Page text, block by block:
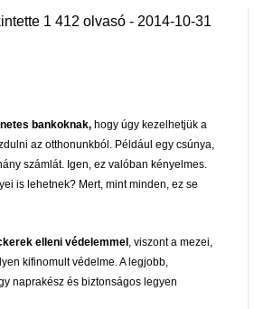
1 412 olvasó - 2014-10-31
bankoknak, hogy úgy kezelhetjük a
az otthonunkból. Például egy csúnya,
számlát. Igen, ez valóban kényelmes.
is lehetnek? Mert, mint minden, ez se
elleni védelemmel , viszont a mezei,
kifinomult védelme. A legjobb,
naprakész és biztonságos legyen